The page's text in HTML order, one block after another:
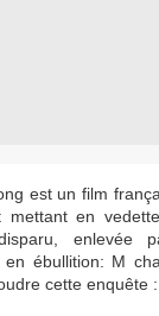
est un film
mettant en vedette
enlevée
ébullition: M
cette enquête :